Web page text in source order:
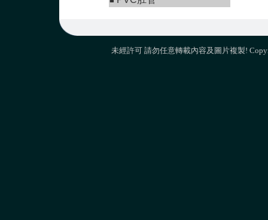
未經許可 請勿任意轉載內容及圖片複製!